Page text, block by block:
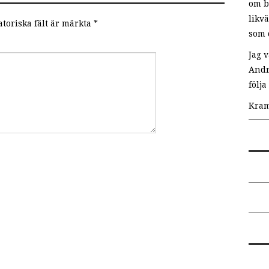
fält är märkta *
om
som
Jag
följa